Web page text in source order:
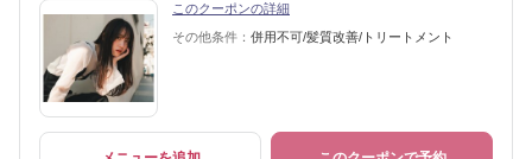
このクーポンの詳細
その他条件： 併用不可/髪質改善/トリートメント